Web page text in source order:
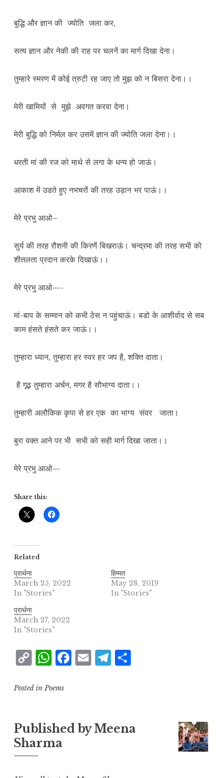
बुद्धि और ज्ञान की ज्योति जला कर,
सत्य ज्ञान और नेकी की राह पर चलनें का मार्ग दिखा देना।
तुम्हारे स्मरण में कोई त्रुटी रह जाए तो मुझ को न बिसरा देना।।
मेरी खामियों से मुझे अवगत करवा देना।
मेरी बुद्धि को निर्मल कर उसमें ज्ञान की ज्योति जला देना।।
धरती मां की रज को माथे से लगा के धन्य हो जाऊं।
आकाश में उडते हुए नभचरों की तरह उड़ान भर पाऊं।।
मेरे प्रभु आओ–
सुर्य की तरह रौशनी की किरणें बिखराऊं। चन्द्रमा की तरह सभी को
शीतलता प्रदान करके दिखाऊं।।
मेरे प्रभु आओ—-
मां-बाप के सम्मान को कभी ठेस न पहुंचाऊं। बडो के आशीर्वाद से सब
काम हंसते हंसते कर जाऊं।।
तुम्हारा ध्यान, तुम्हारा हर स्वर हर जप है, शक्ति दाता।
है गूढ़ तुम्हारा अर्चन, मगर है सौभाग्य दाता।।
तुम्हारी अलौकिक कृपा से हर एक का भाग्य संवर जाता।
बुरा वक्त आने पर भी सभी को सही मार्ग दिखा जाता।।
मेरे प्रभु आओ—
Share this:
Related
प्रार्थना
March 25, 2022
In "Stories"
हिम्मत
May 28, 2019
In "Stories"
प्रार्थना
March 27, 2022
In "Stories"
C
p
L
i
n
W
at
A
p
p
F
b
o
E
T
r
a
e
Posted in Poems
Published byMeena
Sharma